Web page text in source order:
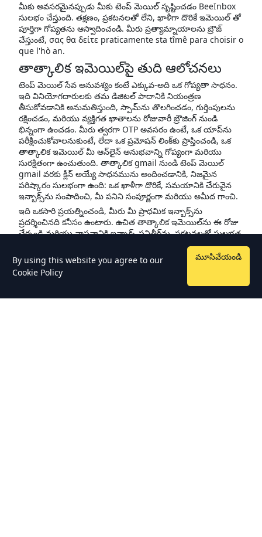
మీకు అవసరమైనప్పుడు మీకు టెంప్ మెయిల్ సృష్టించడం BeeInbox
సులభం చేస్తుంది. తక్షణం, ప్రకటనలతో లేని, ఖాళీగా దొరికే ఇమెయిల్ తో
పూర్తిగా గోప్యతను ఆస్వాదించండి. మీరు ప్రత్యామ్నాయాలను బ్రౌజ్
చేస్తుంటే, σας θα δείτε praticamente sta tîmê para choisir o
que l'hò an.
తాత్కాలిక ఇమెయిల్‌పై తుది ఆలోచనలు
టెంప్ మెయిల్ సేవ అనువశ్యం కంటే ఎక్కువ-అది ఒక గోప్యతా సాధనం.
ఇది వినియోగదారులకు తమ డిజిటల్ పాదానికి నియంత్రణ
తీసుకోవడానికి అనుమతిస్తుంది, స్పామ్‌ను తొలగించడం, గుర్తింపులను
రక్షించడం, మరియు వ్యక్తిగత ఖాతాలను రోజువారీ బ్రౌజింగ్ నుండి
భిన్నంగా ఉంచడం. మీరు త్వరగా OTP అవసరం ఉంటే, ఒక యాప్‌ను
పరీక్షించుకోవాలనుకుంటే, లేదా ఒక ప్రమోషన్ లింక్‌కు ప్రాప్తించండి, ఒక
తాత్కాలిక ఇమెయిల్ మీ ఆన్‌లైన్ అనుభవాన్ని గోప్యంగా మరియు
సురక్షితంగా ఉంచుతుంది. తాత్కాలిక gmail నుండి టెంప్ మెయిల్
gmail వరకు క్లీన్ అయ్యే సాధనమును అందించడానికి, నిజమైన
పరిష్కారం సులభంగా ఉంది: ఒక ఖాళీగా దొరికే, స‌మ‌యానికి చేరువైన
ఇన్బాక్స్‌ను సంపాదించి, మీ పనిని సంపూర్ణంగా మరియు అమీద గాంచి.
ఇది ఒకసారి ప్రయత్నించండి, మీరు మీ ప్రాధమిక ఇన్బాక్స్‌ను
ప్రదర్శించినది కనీసం ఉంటారు. ఉచిత తాత్కాలిక ఇమెయిల్‌ను ఈ రోజు
చేర్చండి మరియు వాస్తవానికి ఇన్బాక్స్ పనితీర్‌ను, ప్రకటనలతో సులభత,
By using this website you agree to our
Cookie Policy
మూసివేయండి